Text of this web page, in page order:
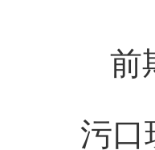
前
污口